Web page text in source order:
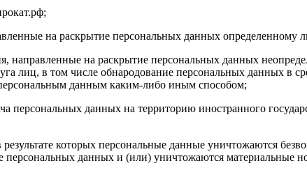
на раскрытие персональных данных определенному
направленные на раскрытие персональных данных
лиц, в том числе обнародование персональных данных в
данным каким-либо иным способом;
персональных данных на территорию иностранного
которых персональные данные уничтожаются
данных и (или) уничтожаются материальные